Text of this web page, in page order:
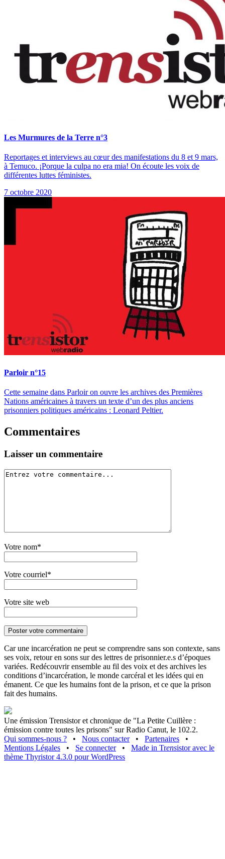
Les Murmures de la Terre n°3
Reportages et interviews au cœur des manifestations du 8 et 9 mars,
à Temuco. ¡Porque la culpa no era mia! On écoute les voix de
différentes luttes féministes.
7 octobre 2020
Parloir n°15
Cette semaine dans Parloir on ouvre les archives des Premières
Nations américaines à travers un texte d’un des plus anciens
prisonniers politiques américains : Leonard Peltier.
Commentaires
Laisser un commentaire
Votre nom*
Votre courriel*
Votre site web
Car une incarcération ne peut se comprendre sans son contexte, sans
ses voix, retour en sons sur des lettres de prisonnier.e.s d’époques
variées. Redécouvrir ensemble au fil des voix et des archives les
conditions d’incarcération, le monde carcéral et les idées qui en
émanent. Ce que les humains font de la prison, et ce que la prison
fait des humains.
Une émission Trensistor et chronique de "La Petite Cuillère :
émission contre toutes les prisons" sur Radio Canut, le 102.2.
Qui sommes-nous ?
• Nous contacter • Partenaires
•
Mentions Légales
• Se connecter • Made in Trensistor avec le
thème Thyristor 4.3.0 pour WordPress